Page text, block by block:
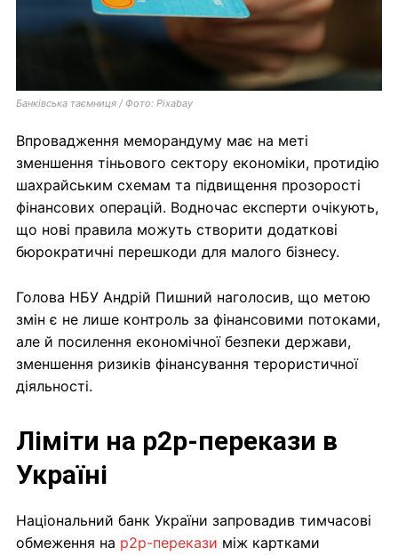
Банківська таємниця / Фото: Pixabay
Впровадження меморандуму має на меті
зменшення тіньового сектору економіки, протидію
шахрайським схемам та підвищення прозорості
фінансових операцій. Водночас експерти очікують,
що нові правила можуть створити додаткові
бюрократичні перешкоди для малого бізнесу.
Голова НБУ Андрій Пишний наголосив, що метою
змін є не лише контроль за фінансовими потоками,
але й посилення економічної безпеки держави,
зменшення ризиків фінансування терористичної
діяльності.
Ліміти на p2p-перекази в
Україні
Національний банк України запровадив тимчасові
обмеження на p2p-перекази між картками